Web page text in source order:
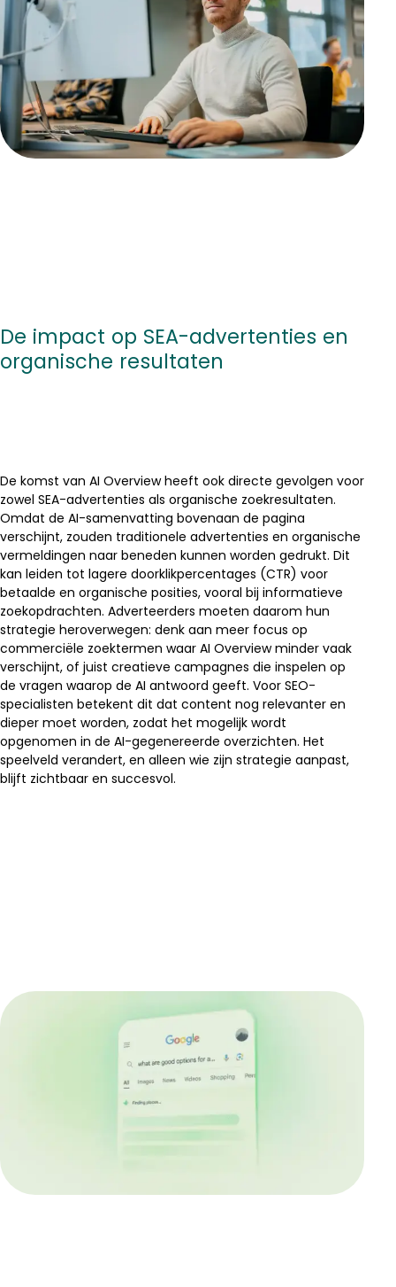
De impact op SEA-advertenties en
organische resultaten
De komst van AI Overview heeft ook directe gevolgen voor
zowel SEA-advertenties als organische zoekresultaten.
Omdat de AI-samenvatting bovenaan de pagina
verschijnt, zouden traditionele advertenties en organische
vermeldingen naar beneden kunnen worden gedrukt. Dit
kan leiden tot lagere doorklikpercentages (CTR) voor
betaalde en organische posities, vooral bij informatieve
zoekopdrachten. Adverteerders moeten daarom hun
strategie heroverwegen: denk aan meer focus op
commerciële zoektermen waar AI Overview minder vaak
verschijnt, of juist creatieve campagnes die inspelen op
de vragen waarop de AI antwoord geeft. Voor SEO-
specialisten betekent dit dat content nog relevanter en
dieper moet worden, zodat het mogelijk wordt
opgenomen in de AI-gegenereerde overzichten. Het
speelveld verandert, en alleen wie zijn strategie aanpast,
blijft zichtbaar en succesvol.